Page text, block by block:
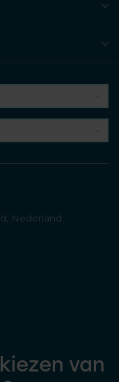
Nederland
van